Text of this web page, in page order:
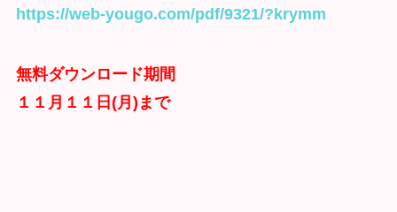
https://web-yougo.com/pdf/9321/?krymm
無料ダウンロード期間
１１月１１日(月)まで